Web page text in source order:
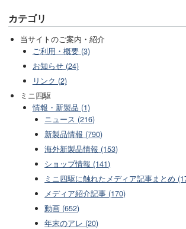
カテゴリ
当サイトのご案内・紹介
ご利用・概要 (3)
お知らせ (24)
リンク (2)
ミニ四駆
情報・新製品 (1)
ニュース (216)
新製品情報 (790)
海外新製品情報 (153)
ショップ情報 (141)
ミニ四駆に触れたメディア記事まとめ
メディア紹介記事 (170)
動画 (652)
年末のアレ (20)